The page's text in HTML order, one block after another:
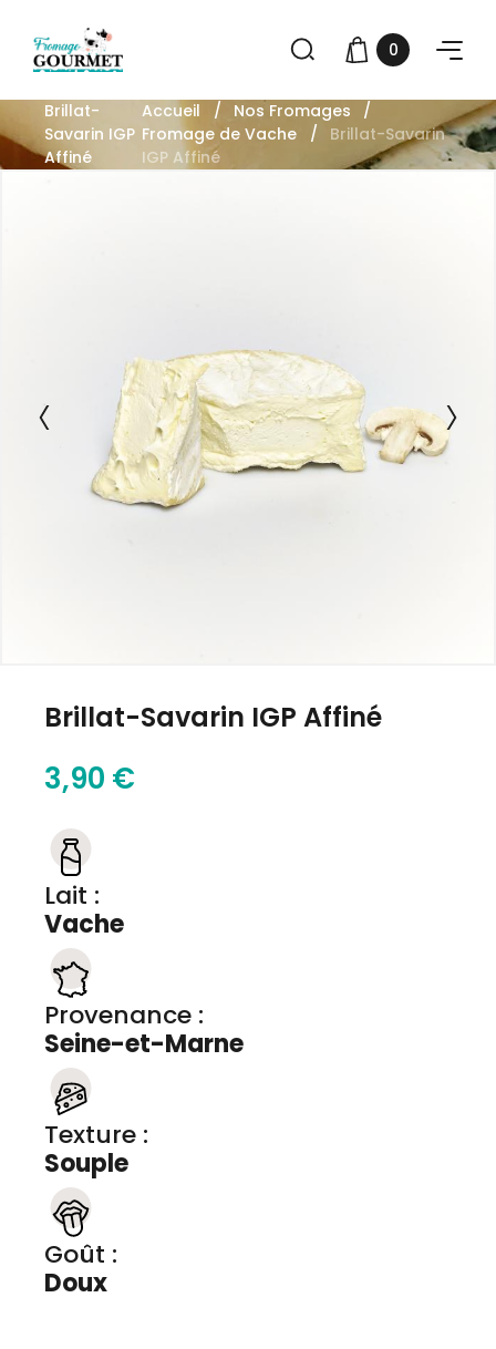
0
Brillat-
Savarin IGP
Affiné
Accueil
Nos Fromages
Fromage de Vache
Brillat-Savarin
IGP Affiné
Brillat-Savarin IGP Affiné
3,90 €
Lait :
Vache
Provenance :
Seine-et-Marne
Texture :
Souple
Goût :
Doux